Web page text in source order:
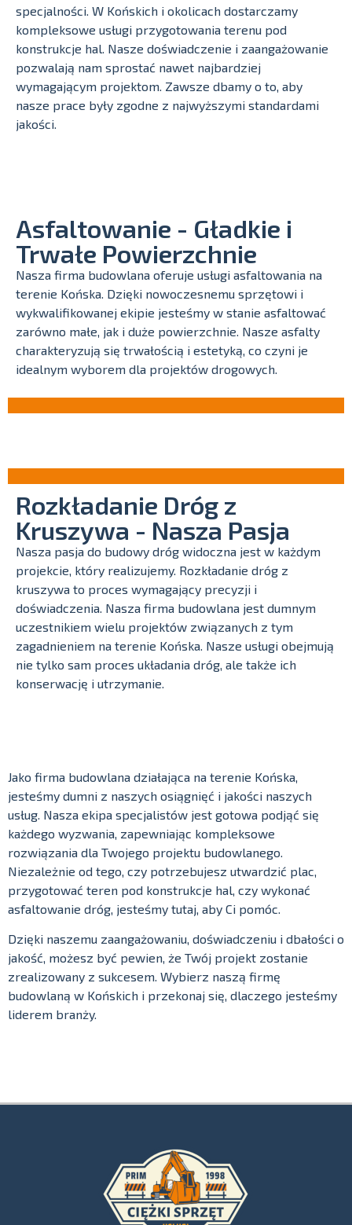
specjalności. W Końskich i okolicach dostarczamy
kompleksowe usługi przygotowania terenu pod
konstrukcje hal. Nasze doświadczenie i zaangażowanie
pozwalają nam sprostać nawet najbardziej
wymagającym projektom. Zawsze dbamy o to, aby
nasze prace były zgodne z najwyższymi standardami
jakości.
Asfaltowanie - Gładkie i
Trwałe Powierzchnie
Nasza firma budowlana oferuje usługi asfaltowania na
terenie Końska. Dzięki nowoczesnemu sprzętowi i
wykwalifikowanej ekipie jesteśmy w stanie asfaltować
zarówno małe, jak i duże powierzchnie. Nasze asfalty
charakteryzują się trwałością i estetyką, co czyni je
idealnym wyborem dla projektów drogowych.
Rozkładanie Dróg z
Kruszywa - Nasza Pasja
Nasza pasja do budowy dróg widoczna jest w każdym
projekcie, który realizujemy. Rozkładanie dróg z
kruszywa to proces wymagający precyzji i
doświadczenia. Nasza firma budowlana jest dumnym
uczestnikiem wielu projektów związanych z tym
zagadnieniem na terenie Końska. Nasze usługi obejmują
nie tylko sam proces układania dróg, ale także ich
konserwację i utrzymanie.
Jako firma budowlana działająca na terenie Końska,
jesteśmy dumni z naszych osiągnięć i jakości naszych
usług. Nasza ekipa specjalistów jest gotowa podjąć się
każdego wyzwania, zapewniając kompleksowe
rozwiązania dla Twojego projektu budowlanego.
Niezależnie od tego, czy potrzebujesz utwardzić plac,
przygotować teren pod konstrukcje hal, czy wykonać
asfaltowanie dróg, jesteśmy tutaj, aby Ci pomóc.
Dzięki naszemu zaangażowaniu, doświadczeniu i dbałości o
jakość, możesz być pewien, że Twój projekt zostanie
zrealizowany z sukcesem. Wybierz naszą firmę
budowlaną w Końskich i przekonaj się, dlaczego jesteśmy
liderem branży.